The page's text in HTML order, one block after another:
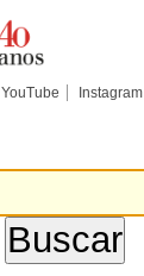
YouTube Instagram